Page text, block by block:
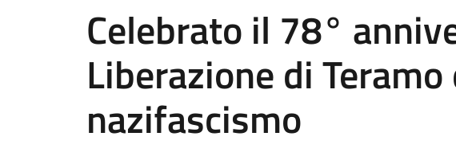
Celebrato il 78°
Liberazione di Teramo
nazifascismo